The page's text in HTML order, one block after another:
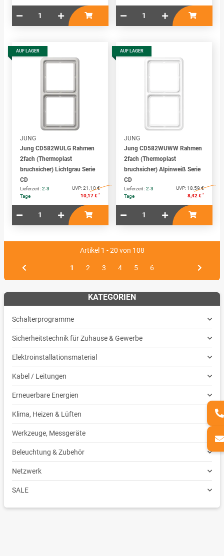
AUF LAGER
JUNG
Jung CD582WULG Rahmen
2fach (Thermoplast
bruchsicher) Lichtgrau Serie
CD
Lieferzeit :2-3
Tage
UVP:21,10 €
10,17 € *
AUF LAGER
JUNG
Jung CD582WUWW Rahmen
2fach (Thermoplast
bruchsicher) Alpinweiß Serie
CD
Lieferzeit :2-3
Tage
UVP:18,59 €
8,42 € *
Artikel 1 - 20 von 108
1 2 3 4 5 6
KATEGORIEN
Schalterprogramme
Sicherheitstechnik für Zuhause & Gewerbe
Elektroinstallationsmaterial
Kabel / Leitungen
Erneuerbare Energien
Klima, Heizen & Lüften
Werkzeuge, Messgeräte
Beleuchtung & Zubehör
Netzwerk
SALE